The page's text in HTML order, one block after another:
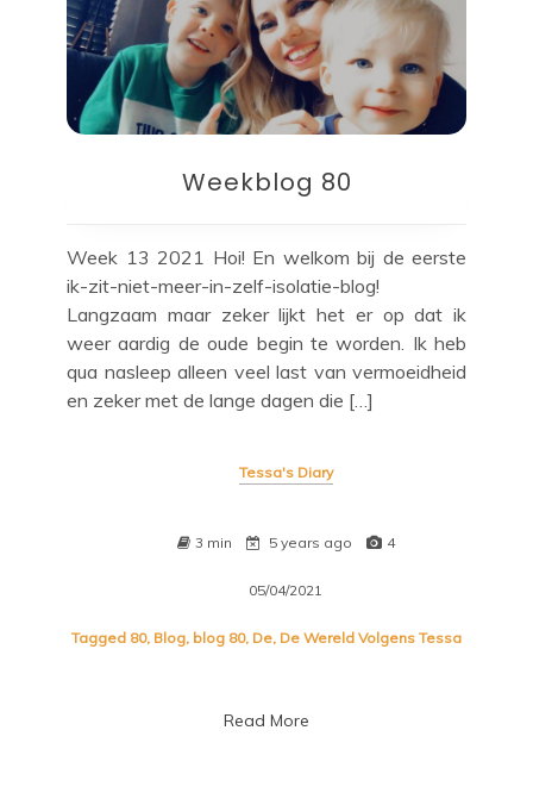
Weekblog 80
Week 13 2021 Hoi! En welkom bij de eerste
ik-zit-niet-meer-in-zelf-isolatie-blog!
Langzaam maar zeker lijkt het er op dat ik
weer aardig de oude begin te worden. Ik heb
qua nasleep alleen veel last van vermoeidheid
en zeker met de lange dagen die […]
Tessa's Diary
3 min 5 years ago 4
05/04/2021
Tagged 80, Blog, blog 80, De, De Wereld Volgens Tessa
Read More